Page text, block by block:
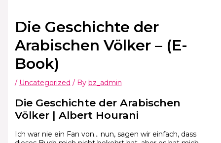
Die Geschichte der
Arabischen Völker – (E-
Book)
/ Uncategorized / By bz_admin
Die Geschichte der Arabischen
Völker | Albert Hourani
Ich war nie ein Fan von… nun, sagen wir einfach, dass